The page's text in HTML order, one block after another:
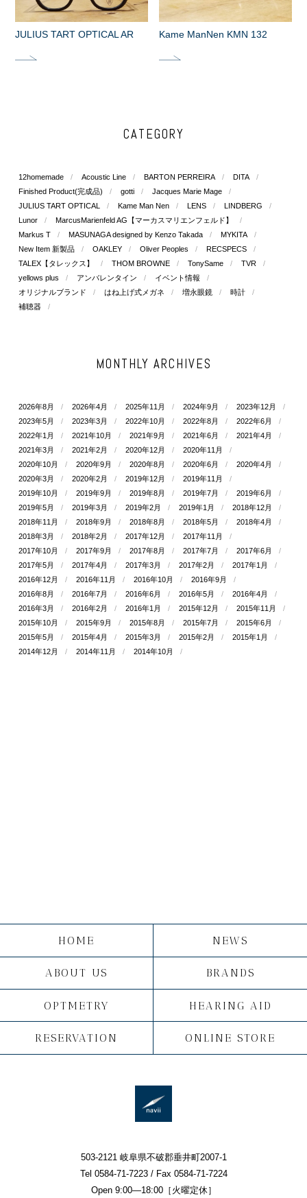
JULIUS TART OPTICAL AR Kame ManNen KMN 132
CATEGORY
12homemade Acoustic Line BARTON PERREIRA
DITA
Finished Product(完成品)
gotti
Jacques Marie Mage
JULIUS TART OPTICAL
Kame Man Nen LENS
LINDBERG
Lunor
MarcusMarienfeld AG【マーカスマリエンフェルド】
Markus T
MASUNAGA designed by Kenzo Takada
MYKITA
New Item 新製品
OAKLEY Oliver Peoples
RECSPECS
TALEX【タレックス】
THOM BROWNE TonySame
TVR
yellows plus
アンバレンタイン
イベント情報
オリジナルブランド
はね上げ式メガネ 増永眼鏡
時計
補聴器
MONTHLY ARCHIVES
2026年8月 2026年4月 2025年11月 2024年9月
2023年12月
2023年5月
2023年3月 2022年10月 2022年8月
2022年6月
2022年1月
2021年10月 2021年9月 2021年6月
2021年4月
2021年3月
2021年2月 2020年12月
2020年11月
2020年10月
2020年9月 2020年8月 2020年6月
2020年4月
2020年3月
2020年2月 2019年12月
2019年11月
2019年10月
2019年9月 2019年8月 2019年7月
2019年6月
2019年5月
2019年3月 2019年2月 2019年1月
2018年12月
2018年11月
2018年9月 2018年8月 2018年5月
2018年4月
2018年3月
2018年2月 2017年12月
2017年11月
2017年10月
2017年9月 2017年8月 2017年7月
2017年6月
2017年5月
2017年4月 2017年3月 2017年2月
2017年1月
2016年12月
2016年11月 2016年10月
2016年9月
2016年8月
2016年7月 2016年6月 2016年5月
2016年4月
2016年3月
2016年2月 2016年1月 2015年12月
2015年11月
2015年10月
2015年9月 2015年8月 2015年7月
2015年6月
2015年5月
2015年4月 2015年3月 2015年2月
2015年1月
2014年12月
2014年11月 2014年10月
HOME NEWS
ABOUT US BRANDS
OPTMETRY HEARING AID
RESERVATION ONLINE STORE
503-2121 岐阜県不破郡垂井町2007-1
Tel 0584-71-7223 / Fax 0584-71-7224
Open 9:00—18:00［火曜定休］